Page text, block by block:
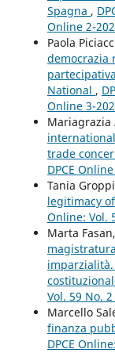
Spagna ,
Online 2-
Paola
democrazia
National ,
Online 3-
Mariagrazia
trade
DPCE
Tania
legitimacy
Online: Vol.
Marta Fasan,
Vol. 59 No.
Marcello
finanza
DPCE